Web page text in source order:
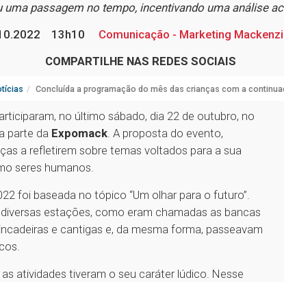
passagem no tempo, incentivando uma análise
13h10
Comunicação - Marketing
COMPARTILHE NAS REDES SOCIAIS
Concluída a programação do mês das crianças com a
no último sábado, dia 22 de outubro, no
parte da Expomack. A proposta do evento,
a refletirem sobre temas voltados para a sua
seres humanos.
foi baseada no tópico “Um olhar para o futuro”.
estações, como eram chamadas as bancas
e cantigas e, da mesma forma, passeavam
atividades tiveram o seu caráter lúdico. Nesse